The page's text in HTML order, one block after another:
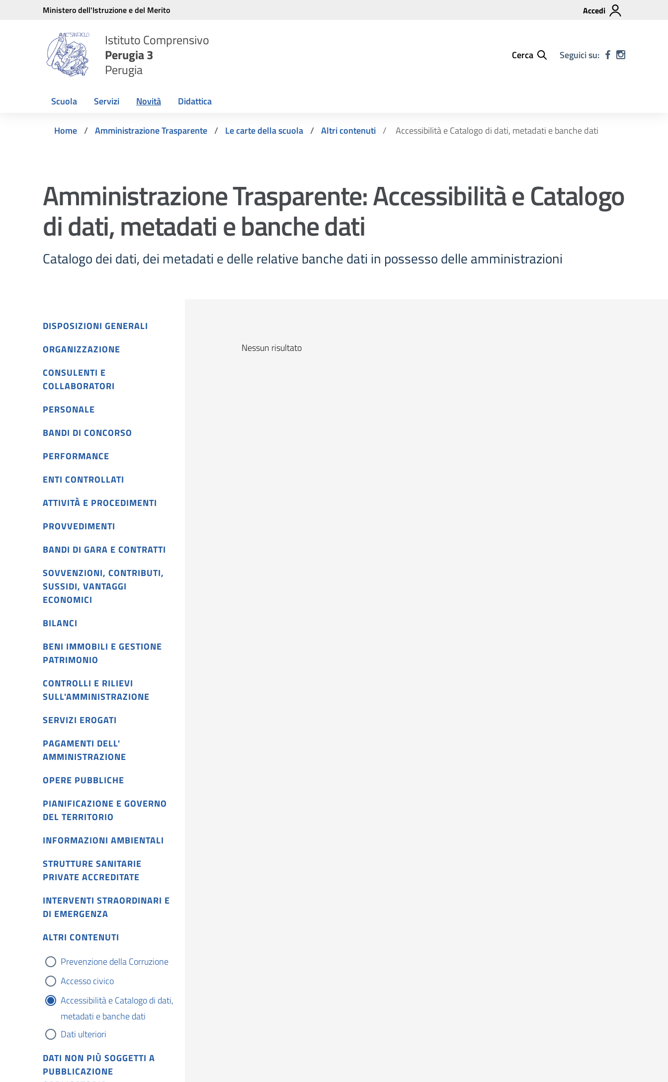
Vai ai contenuti
Vai al menu di navigazione
Ministero dell'Istruzione e del Merito Accedi
Istituto Comprensivo
Perugia 3
Perugia
Cerca Seguici su:
Scuola Servizi Novità Didattica
Home Amministrazione Trasparente Le carte della scuola Altri contenuti Accessibilità e Catalogo di dati, metadati e banche dati
Amministrazione Trasparente:Accessibilità e Catalogo
di dati, metadati e banche dati
Catalogo dei dati, dei metadati e delle relative banche dati in possesso delle amministrazioni
DISPOSIZIONI GENERALI
ORGANIZZAZIONE
CONSULENTI E
COLLABORATORI
PERSONALE
BANDI DI CONCORSO
PERFORMANCE
ENTI CONTROLLATI
ATTIVITÀ E PROCEDIMENTI
PROVVEDIMENTI
BANDI DI GARA E CONTRATTI
SOVVENZIONI, CONTRIBUTI,
SUSSIDI, VANTAGGI
ECONOMICI
BILANCI
BENI IMMOBILI E GESTIONE
PATRIMONIO
CONTROLLI E RILIEVI
SULL'AMMINISTRAZIONE
SERVIZI EROGATI
PAGAMENTI DELL'
AMMINISTRAZIONE
OPERE PUBBLICHE
PIANIFICAZIONE E GOVERNO
DEL TERRITORIO
INFORMAZIONI AMBIENTALI
STRUTTURE SANITARIE
PRIVATE ACCREDITATE
INTERVENTI STRAORDINARI E
DI EMERGENZA
ALTRI CONTENUTI
Prevenzione della Corruzione
Accesso civico
Accessibilità e Catalogo di dati,
metadati e banche dati
Dati ulteriori
DATI NON PIÙ SOGGETTI A
PUBBLICAZIONE
Nessun risultato